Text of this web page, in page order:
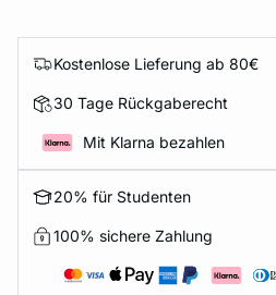
Kostenlose Lieferung ab 80€
30 Tage Rückgaberecht
Mit Klarna bezahlen
20% für Studenten
100% sichere Zahlung